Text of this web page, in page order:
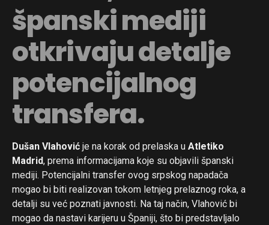
španski mediji
otkrivaju detalje
potencijalnog
transfera.
Dušan Vlahović je na korak od prelaska u Atletiko
Madrid, prema informacijama koje su objavili španski
mediji. Potencijalni transfer ovog srpskog napadača
mogao bi biti realizovan tokom letnjeg prelaznog roka, a
detalji su već poznati javnosti. Na taj način, Vlahović bi
mogao da nastavi karijeru u Španiji, što bi predstavljalo